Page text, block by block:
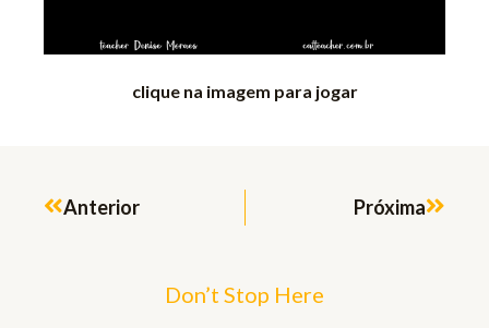
clique na imagem para jogar
Anterior Próxima
Don’t Stop Here